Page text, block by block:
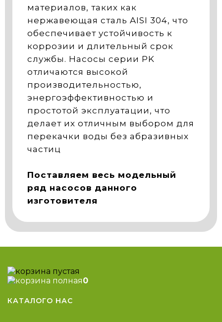
материалов, таких как
нержавеющая сталь AISI 304, что
обеспечивает устойчивость к
коррозии и длительный срок
службы. Насосы серии PK
отличаются высокой
производительностью,
энергоэффективностью и
простотой эксплуатации, что
делает их отличным выбором для
перекачки воды без абразивных
частиц
Поставляем весь модельный
ряд насосов данного
изготовителя
0
КАТАЛОГО НАС